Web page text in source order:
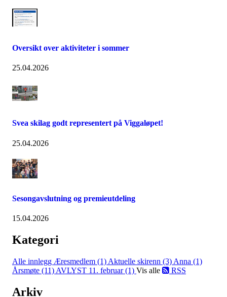
Oversikt over aktiviteter i sommer
25.04.2026
Svea skilag godt representert på Viggaløpet!
25.04.2026
Sesongavslutning og premieutdeling
15.04.2026
Kategori
Alle innlegg Æresmedlem (1) Aktuelle skirenn (3) Anna (1)
Årsmøte (11) AVLYST 11. februar (1) Vis alle RSS
Arkiv